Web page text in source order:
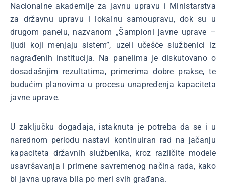
Nacionalne akademije za javnu upravu i Ministarstva
za državnu upravu i lokalnu samoupravu, dok su u
drugom panelu, nazvanom „Šampioni javne uprave –
ljudi koji menjaju sistem”, uzeli učešće službenici iz
nagrađenih institucija. Na panelima je diskutovano o
dosadašnjim rezultatima, primerima dobre prakse, te
budućim planovima u procesu unapređenja kapaciteta
javne uprave.
U zaključku događaja, istaknuta je potreba da se i u
narednom periodu nastavi kontinuiran rad na jačanju
kapaciteta državnih službenika, kroz različite modele
usavršavanja i primene savremenog načina rada, kako
bi javna uprava bila po meri svih građana.